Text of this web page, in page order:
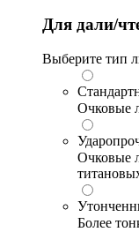
Для дали/
Выберите тип
Очковые
Очковые
Более